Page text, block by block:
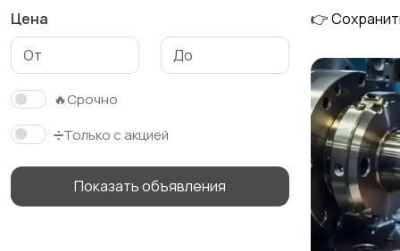
Цена
🔥Срочно
➗Только с акцией
Показать объявления
👉